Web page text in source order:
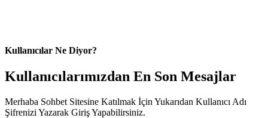
Kullanıcılar Ne Diyor?
Kullanıcılarımızdan En Son Mesajlar
Merhaba Sohbet Sitesine Katılmak İçin Yukarıdan Kullanıcı Adı
Şifrenizi Yazarak Giriş Yapabilirsiniz.